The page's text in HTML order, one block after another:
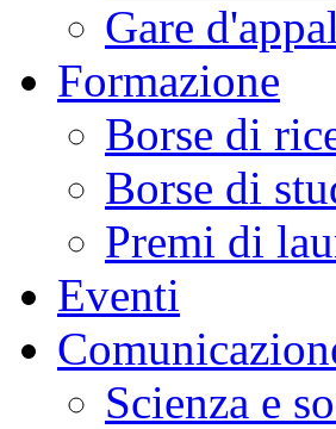
Gare
Formazione
Borse di
Borse di
Premi di
Eventi
Scienza e